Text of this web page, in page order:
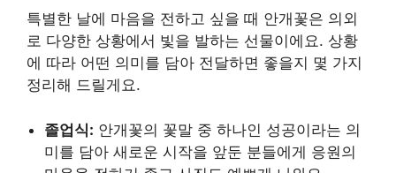
특별한 날에 마음을 전하고 싶을 때 안개꽃은 의외
로 다양한 상황에서 빛을 발하는 선물이에요. 상황
에 따라 어떤 의미를 담아 전달하면 좋을지 몇 가지
정리해 드릴게요.
졸업식: 안개꽃의 꽃말 중 하나인 성공이라는 의
미를 담아 새로운 시작을 앞둔 분들에게 응원의